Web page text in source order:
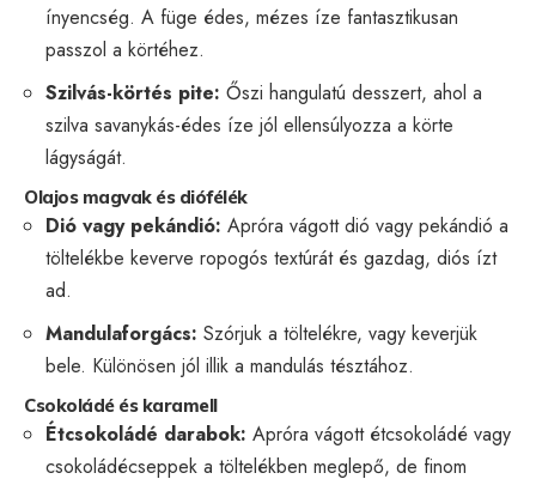
ínyencség. A füge édes, mézes íze fantasztikusan
passzol a körtéhez.
Szilvás-körtés pite: Őszi hangulatú desszert, ahol a
szilva savanykás-édes íze jól ellensúlyozza a körte
lágyságát.
Olajos magvak és diófélék
Dió vagy pekándió: Apróra vágott dió vagy pekándió a
töltelékbe keverve ropogós textúrát és gazdag, diós ízt
ad.
Mandulaforgács: Szórjuk a töltelékre, vagy keverjük
bele. Különösen jól illik a mandulás tésztához.
Csokoládé és karamell
Étcsokoládé darabok: Apróra vágott étcsokoládé vagy
csokoládécseppek a töltelékben meglepő, de finom